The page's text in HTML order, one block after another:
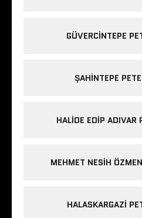
GÜVERCINTEPE
ŞAHINTEPE
HALIDE EDIP ADIVAR
MEHMET NESIH
HALASKARGAZI